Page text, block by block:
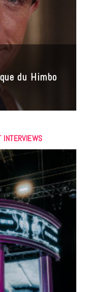
du Himbo
INTERVIEWS